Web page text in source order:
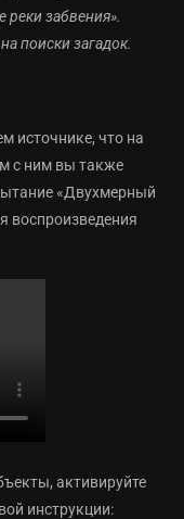
реки забвения».
поиски загадок.
источнике, что на
с ним вы также
«Двухмерный
воспроизведения
активируйте
инструкции: